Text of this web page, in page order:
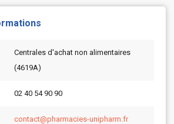
Centrales d'achat non alimentaires
(4619A)
02 40 54 90 90
contact@pharmacies-unipharm.fr